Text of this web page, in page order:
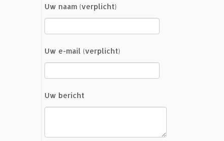
Uw naam (verplicht)
Uw e-mail (verplicht)
Uw bericht